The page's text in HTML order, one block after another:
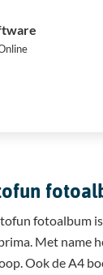
fotoalbum
Met name
Ook de A4